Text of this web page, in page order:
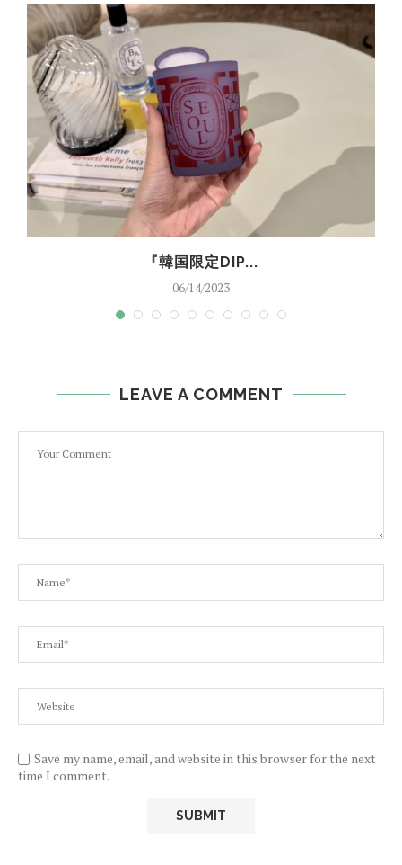
『韓国限定DIP...
06/14/2023
LEAVE A COMMENT
Save my name, email, and website in this browser for the next
time I comment.